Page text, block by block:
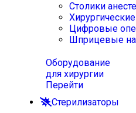
Столики
Цифровые
Шприцевые
Оборудование
для хирургии
Перейти
Стерилизаторы